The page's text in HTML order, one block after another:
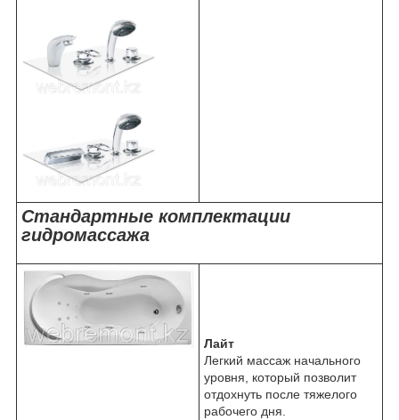
Стандартные комплектации
гидромассажа
Лайт
Легкий массаж начального
уровня, который позволит
отдохнуть после тяжелого
рабочего дня.